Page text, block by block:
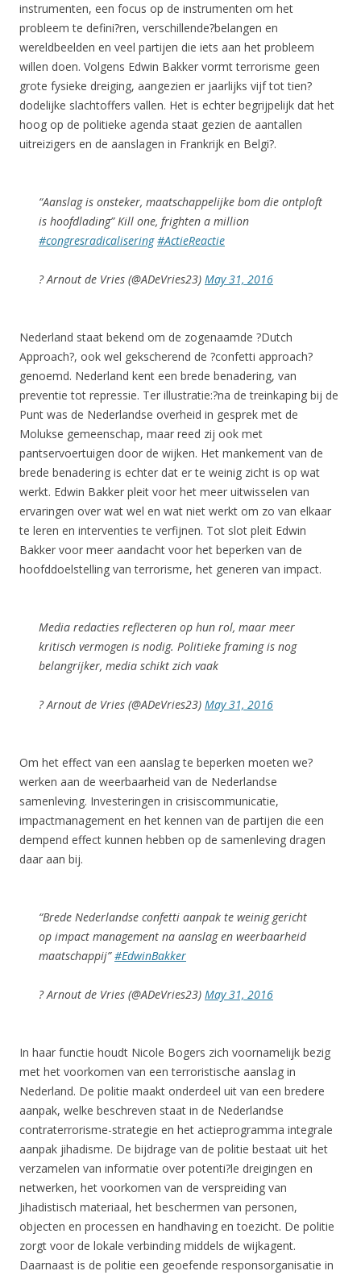
instrumenten, een focus op de instrumenten om het
probleem te defini?ren, verschillende?belangen en
wereldbeelden en veel partijen die iets aan het probleem
willen doen. Volgens Edwin Bakker vormt terrorisme geen
grote fysieke dreiging, aangezien er jaarlijks vijf tot tien?
dodelijke slachtoffers vallen. Het is echter begrijpelijk dat het
hoog op de politieke agenda staat gezien de aantallen
uitreizigers en de aanslagen in Frankrijk en Belgi?.
“Aanslag is onsteker, maatschappelijke bom die ontploft
is hoofdlading” Kill one, frighten a million
#congresradicalisering #ActieReactie
? Arnout de Vries (@ADeVries23) May 31, 2016
Nederland staat bekend om de zogenaamde ?Dutch
Approach?, ook wel gekscherend de ?confetti approach?
genoemd. Nederland kent een brede benadering, van
preventie tot repressie. Ter illustratie:?na de treinkaping bij de
Punt was de Nederlandse overheid in gesprek met de
Molukse gemeenschap, maar reed zij ook met
pantservoertuigen door de wijken. Het mankement van de
brede benadering is echter dat er te weinig zicht is op wat
werkt. Edwin Bakker pleit voor het meer uitwisselen van
ervaringen over wat wel en wat niet werkt om zo van elkaar
te leren en interventies te verfijnen. Tot slot pleit Edwin
Bakker voor meer aandacht voor het beperken van de
hoofddoelstelling van terrorisme, het generen van impact.
Media redacties reflecteren op hun rol, maar meer
kritisch vermogen is nodig. Politieke framing is nog
belangrijker, media schikt zich vaak
? Arnout de Vries (@ADeVries23) May 31, 2016
Om het effect van een aanslag te beperken moeten we?
werken aan de weerbaarheid van de Nederlandse
samenleving. Investeringen in crisiscommunicatie,
impactmanagement en het kennen van de partijen die een
dempend effect kunnen hebben op de samenleving dragen
daar aan bij.
“Brede Nederlandse confetti aanpak te weinig gericht
op impact management na aanslag en weerbaarheid
maatschappij”#EdwinBakker
? Arnout de Vries (@ADeVries23) May 31, 2016
In haar functie houdt Nicole Bogers zich voornamelijk bezig
met het voorkomen van een terroristische aanslag in
Nederland. De politie maakt onderdeel uit van een bredere
aanpak, welke beschreven staat in de Nederlandse
contraterrorisme-strategie en het actieprogramma integrale
aanpak jihadisme. De bijdrage van de politie bestaat uit het
verzamelen van informatie over potenti?le dreigingen en
netwerken, het voorkomen van de verspreiding van
Jihadistisch materiaal, het beschermen van personen,
objecten en processen en handhaving en toezicht. De politie
zorgt voor de lokale verbinding middels de wijkagent.
Daarnaast is de politie een geoefende responsorganisatie in